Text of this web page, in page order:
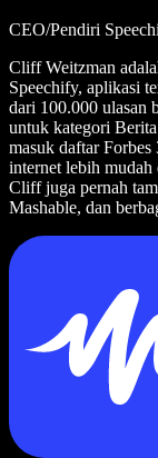
CEO/Pendiri
Cliff Weitzman
Speechify, aplikasi
dari 100.000 ulasan
untuk kategori
masuk daftar
internet lebih mudah
Cliff juga pernah
Mashable, dan